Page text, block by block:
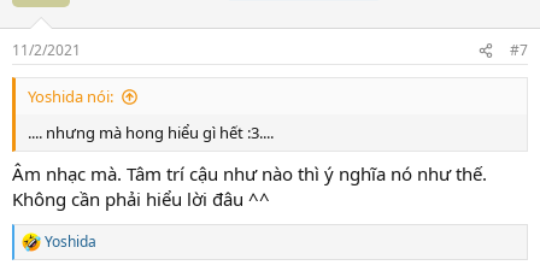
11/2/2021 #7
Yoshida nói:
.... nhưng mà hong hiểu gì hết :3....
Âm nhạc mà. Tâm trí cậu như nào thì ý nghĩa nó như thế.
Không cần phải hiểu lời đâu ^^
R
Yoshida